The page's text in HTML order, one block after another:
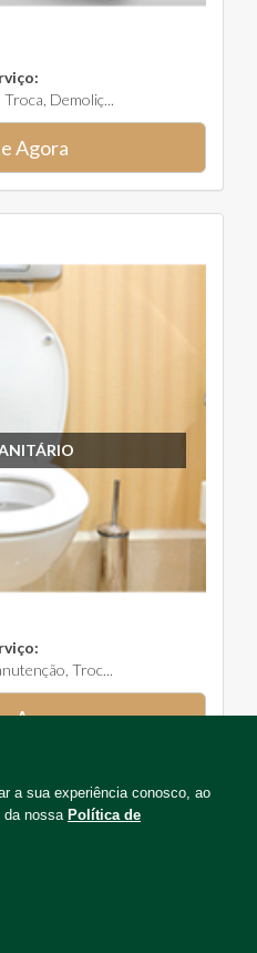
Demoliç...
Agora
Troc...
Agora
de serviços!
a sua experiência conosco, ao
da nossa Política de